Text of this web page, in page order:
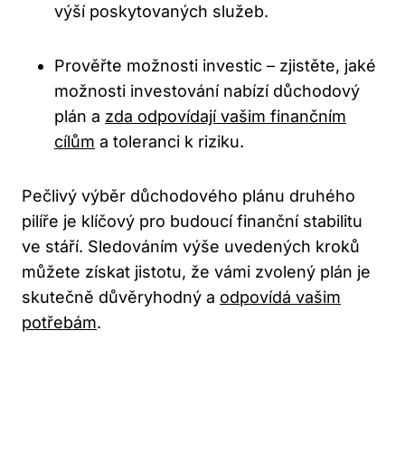
výší poskytovaných služeb.
Prověřte možnosti investic – zjistěte, jaké
možnosti investování nabízí důchodový
plán a zda odpovídají vašim finančním
cílům a toleranci k riziku.
Pečlivý výběr důchodového plánu druhého
pilíře je klíčový pro budoucí finanční stabilitu
ve stáří. Sledováním výše uvedených kroků
můžete získat jistotu, že vámi zvolený plán je
skutečně důvěryhodný a odpovídá vašim
potřebám.